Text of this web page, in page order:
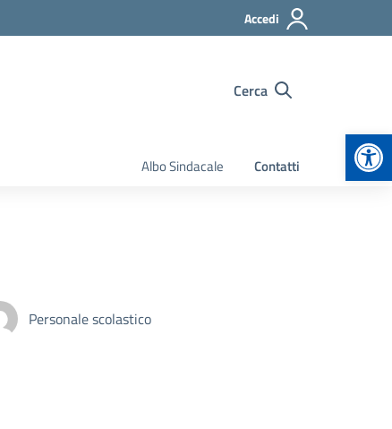
Accedi
Cerca
Albo Sindacale Contatti
Personale scolastico